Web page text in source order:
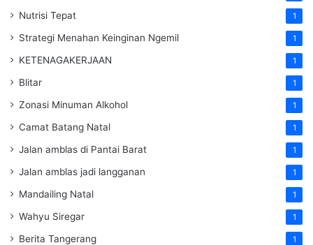
Nutrisi Tepat 1
Strategi Menahan Keinginan Ngemil 1
KETENAGAKERJAAN 1
Blitar 1
Zonasi Minuman Alkohol 1
Camat Batang Natal 1
Jalan amblas di Pantai Barat 1
Jalan amblas jadi langganan 1
Mandailing Natal 1
Wahyu Siregar 1
Berita Tangerang 1